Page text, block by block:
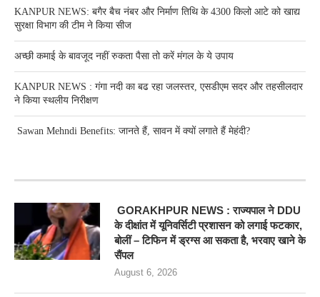
KANPUR NEWS: बगैर बैच नंबर और निर्माण तिथि के 4300 किलो आटे को खाद्य
सुरक्षा विभाग की टीम ने किया सीज
अच्छी कमाई के बावजूद नहीं रुकता पैसा तो करें मंगल के ये उपाय
KANPUR NEWS : गंगा नदी का बढ रहा जलस्तर, एसडीएम सदर और तहसीलदार
ने किया स्थलीय निरीक्षण
Sawan Mehndi Benefits: जानते हैं, सावन में क्यों लगाते हैं मेहंदी?
GORAKHPUR NEWS : राज्यपाल ने DDU
के दीक्षांत में यूनिवर्सिटी प्रशासन को लगाई फटकार,
बोलीं – टिफिन में ड्रग्स आ सकता है, भरवाए खाने के
सैंपल
August 6, 2026